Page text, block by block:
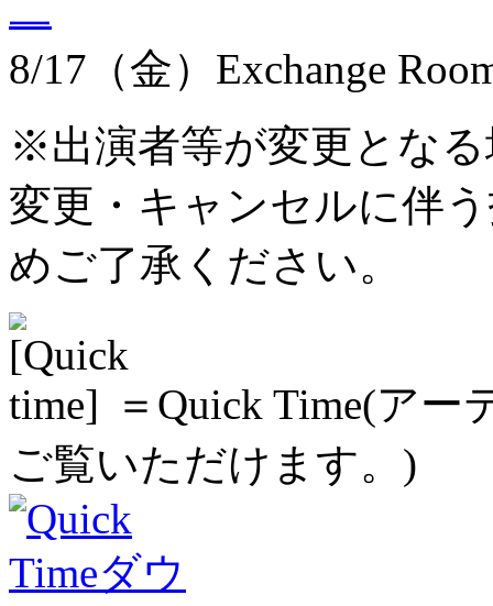
8/17（金）Exchange
※出演者等が変更とな
変更・キャンセルに伴
めご了承ください。
＝Quick Time(ア
ご覧いただけます。)